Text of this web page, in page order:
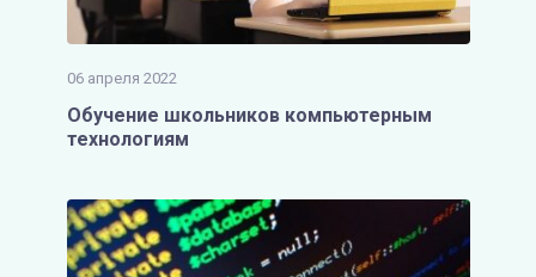
06 апреля 2022
Обучение школьников компьютерным
технологиям